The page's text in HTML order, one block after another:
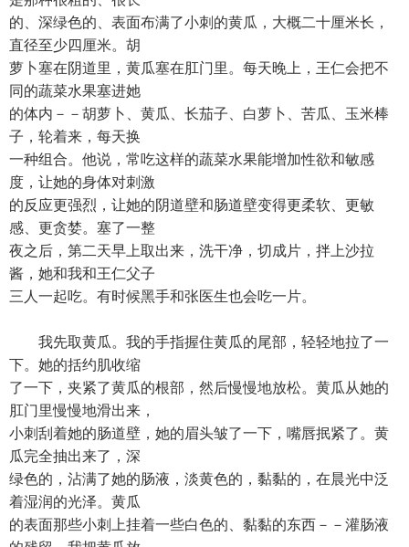
的、深绿色的、表面布满了小刺的黄瓜，大概二十厘米长，
直径至少四厘米。胡
萝卜塞在阴道里，黄瓜塞在肛门里。每天晚上，王仁会把不
同的蔬菜水果塞进她
的体内－－胡萝卜、黄瓜、长茄子、白萝卜、苦瓜、玉米棒
子，轮着来，每天换
一种组合。他说，常吃这样的蔬菜水果能增加性欲和敏感
度，让她的身体对刺激
的反应更强烈，让她的阴道壁和肠道壁变得更柔软、更敏
感、更贪婪。塞了一整
夜之后，第二天早上取出来，洗干净，切成片，拌上沙拉
酱，她和我和王仁父子
三人一起吃。有时候黑手和张医生也会吃一片。
我先取黄瓜。我的手指握住黄瓜的尾部，轻轻地拉了一
下。她的括约肌收缩
了一下，夹紧了黄瓜的根部，然后慢慢地放松。黄瓜从她的
肛门里慢慢地滑出来，
小刺刮着她的肠道壁，她的眉头皱了一下，嘴唇抿紧了。黄
瓜完全抽出来了，深
绿色的，沾满了她的肠液，淡黄色的，黏黏的，在晨光中泛
着湿润的光泽。黄瓜
的表面那些小刺上挂着一些白色的、黏黏的东西－－灌肠液